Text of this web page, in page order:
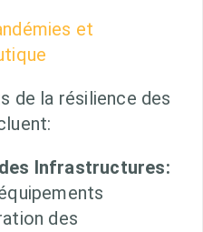
et
de la résilience des
Infrastructures:
des